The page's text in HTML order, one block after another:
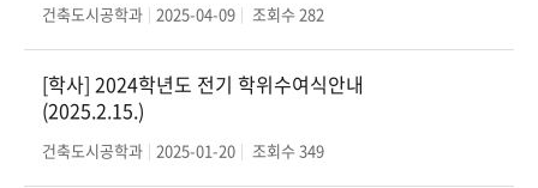
건축도시공학과 2025-04-09 조회수 282
[학사] 2024학년도 전기 학위수여식안내
(2025.2.15.)
건축도시공학과 2025-01-20 조회수 349